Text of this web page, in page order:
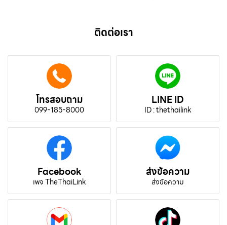
ติดต่อเรา
โทรสอบถาม
099-185-8000
LINE ID
ID : thethailink
Facebook
เพจ TheThaiLink
ส่งข้อความ
ส่งข้อความ